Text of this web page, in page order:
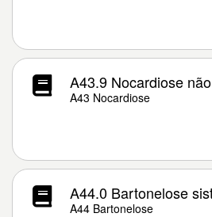
A43.9 Nocardiose
A43 Nocardiose
A44.0 Bartonelose
A44 Bartonelose